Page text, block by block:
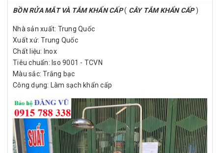
BỒN RỬA MẮT VÀ TẮM KHẨN CẤP( CÂY TẮM KHẨN CẤP)
Nhà sản xuất: Trung Quốc
Xuất xứ: Trung Quốc
Chất liệu: Inox
Tiêu chuẩn: Iso 9001 - TCVN
Màu sắc: Trắng bạc
Công dụng: Làm sạch khẩn cấp